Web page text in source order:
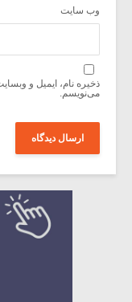
وب‌ سایت
ذخیره نام، ایمیل و
می‌نویسم.